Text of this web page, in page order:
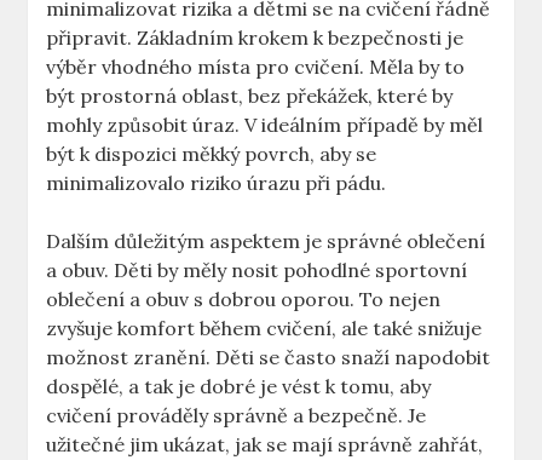
minimalizovat rizika a dětmi se na cvičení řádně
připravit. Základním krokem k bezpečnosti je
výběr vhodného místa pro cvičení. Měla by to
být prostorná oblast, bez překážek, které by
mohly způsobit úraz. V ideálním případě by měl
být k dispozici měkký povrch, aby se
minimalizovalo riziko úrazu při pádu.
Dalším důležitým aspektem je správné oblečení
a obuv. Děti by měly nosit pohodlné sportovní
oblečení a obuv s dobrou oporou. To nejen
zvyšuje komfort během cvičení, ale také snižuje
možnost zranění. Děti se často snaží napodobit
dospělé, a tak je dobré je vést k tomu, aby
cvičení prováděly správně a bezpečně. Je
užitečné jim ukázat, jak se mají správně zahřát,